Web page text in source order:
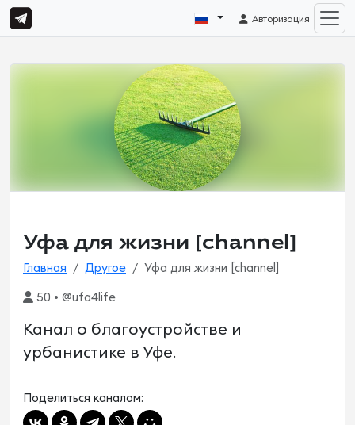
Авторизация
Уфа для жизни [channel]
Главная Другое Уфа для жизни [channel]
50 • @ufa4life
Канал о благоустройстве и
урбанистике в Уфе.
Поделиться каналом: